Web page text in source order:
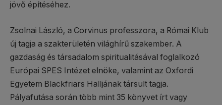
jövő építéséhez.
Zsolnai László, a Corvinus professzora, a Római Klub
új tagja a szakterületén világhírű szakember. A
gazdaság és társadalom spiritualitásával foglalkozó
Európai SPES Intézet elnöke, valamint az Oxfordi
Egyetem Blackfriars Halljának társult tagja.
Pályafutása során több mint 35 könyvet írt vagy